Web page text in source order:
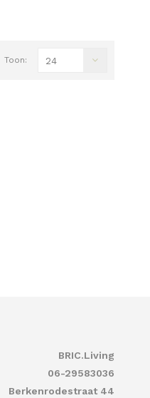
Toon: 24
BRIC.Living
06-29583036
Berkenrodestraat 44